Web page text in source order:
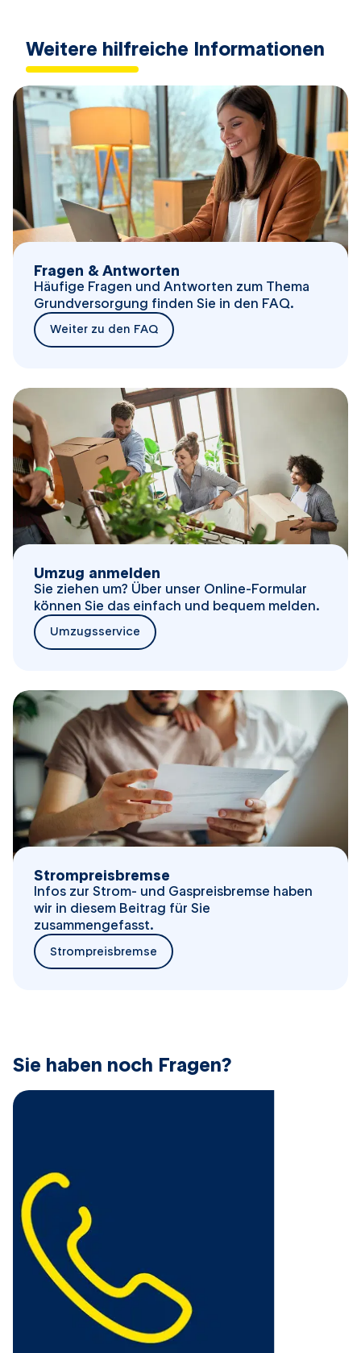
Weitere hilfreiche Informationen
Fragen & Antworten
Häufige Fragen und Antworten zum Thema
Grundversorgung finden Sie in den FAQ.
Weiter zu den FAQ
Umzug anmelden
Sie ziehen um? Über unser Online-Formular
können Sie das einfach und bequem melden.
Umzugsservice
Strompreisbremse
Infos zur Strom- und Gaspreisbremse haben
wir in diesem Beitrag für Sie
zusammengefasst.
Strompreisbremse
​Sie haben noch Fragen?